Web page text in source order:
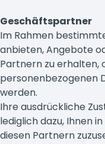
Geschäftspartner
Im Rahmen
anbieten, Angebote
Partnern zu erhalten,
personenbezogenen
werden.
Ihre ausdrückliche
lediglich dazu, Ihnen
diesen Partnern